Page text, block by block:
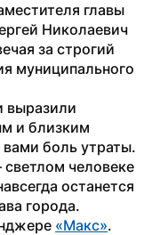
главы
Николаевич
за строгий
муниципального
выразили
и близким
боль утраты.
человеке
останется
города.
«Макс».